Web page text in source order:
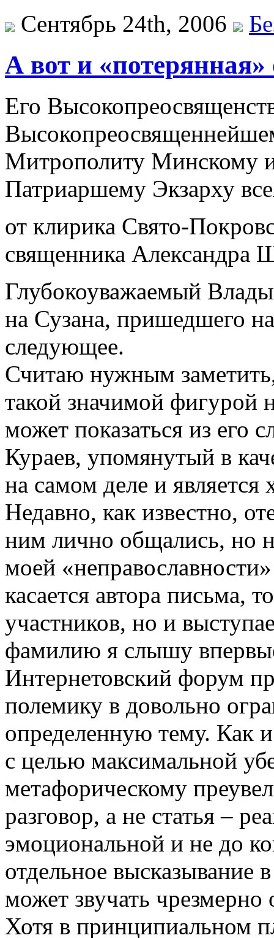
Сентябрь 24th, 2006
А вот и «потерянная»
Его
Митрополиту Минскому
Патриаршему Экзарху
от клирика Свято-
священника Александра
Глубокоуважаемый
на Сузана, пришедшего
следующее.
Считаю нужным
такой значимой фигурой
может показаться из его
Кураев, упомянутый в
на самом деле и
Недавно, как известно,
ним лично общались, но
моей
касается автора письма,
участников, но и
фамилию я слышу
Интернетовский форум
полемику в довольно
определенную тему. Как
с целью максимальной
метафорическому
разговор, а не статья –
эмоциональной и не до
отдельное высказывание
может звучать
Хотя в принципиальном